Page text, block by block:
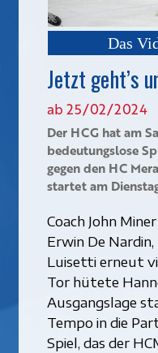
Das
Jetzt geht’s
ab 25/02/2024
Der HCG hat am
bedeutungslose
gegen den HC
startet am
Coach John
Erwin De
Luisetti erneut
Tor hütete
Ausgangslage
Tempo in die
Spiel, das der